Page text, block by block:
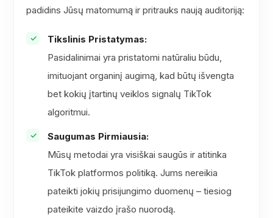
padidins Jūsų matomumą ir pritrauks naują auditoriją:
Tikslinis Pristatymas:
Pasidalinimai yra pristatomi natūraliu būdu,
imituojant organinį augimą, kad būtų išvengta
bet kokių įtartinų veiklos signalų TikTok
algoritmui.
Saugumas Pirmiausia:
Mūsų metodai yra visiškai saugūs ir atitinka
TikTok platformos politiką. Jums nereikia
pateikti jokių prisijungimo duomenų – tiesiog
pateikite vaizdo įrašo nuorodą.